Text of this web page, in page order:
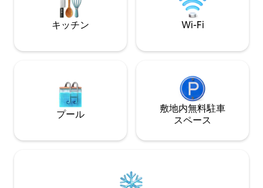
Sfeerhuis aan Zee に関するさらなるイン
スピレーションや情報は、オンラインで
もご覧いただけます。
キッチン Wi-Fi
プール
敷地内無料駐⁠車
ス⁠ペ⁠ー⁠ス